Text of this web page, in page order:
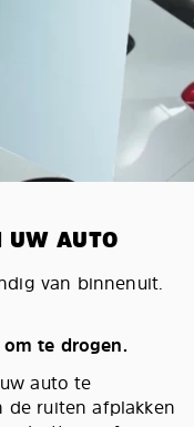
UW AUTO
van binnenuit.
te drogen.
auto te
de ruiten afplakken